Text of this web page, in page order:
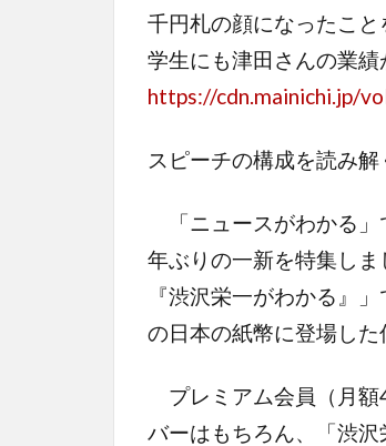
千円札の顔になったこ
学生にも津田さんの業績
https://cdn.mainichi.jp/
スピーチの構成を読み
「ニュースがわかる」
年ぶりの一新を特集し
『渋沢栄一がわかる』
の日本の紙幣に登場した
プレミアム会員（月額
バーはもちろん、「渋